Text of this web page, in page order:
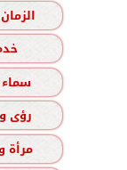
سماء
رؤى